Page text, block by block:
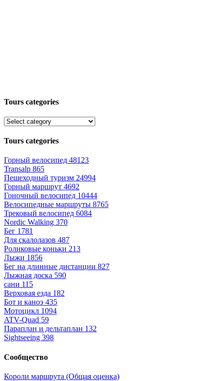
Tours categories
Tours categories
Горный велосипед 48123
Transalp 865
Пешеходный туризм 24994
Горный маршрут 4692
Гоночный велосипед 10444
Велосипедные маршруты 8765
Трековый велосипед 6084
Nordic Walking 370
Бег 1781
Для скалолазов 487
Роликовые коньки 213
Лыжи 1856
Бег на длинные дистанции 827
Лыжная доска 590
сани 115
Верховая езда 182
Бот и каноэ 435
Мотоцикл 1094
ATV-Quad 59
Параплан и дельтаплан 132
Sightseeing 398
Сообщество
Короли маршрута (Общая оценка)